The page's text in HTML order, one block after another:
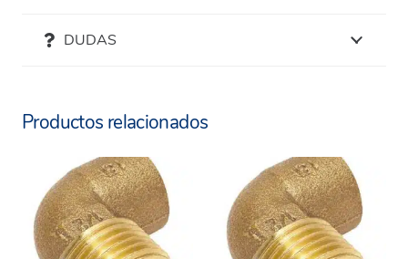
Conforme la norma UNE EN 1254-1.
Sostenible y 100% reciclable.
Universal y versátil con excepcional
rendimiento.
Condiciones de servicio
DUDAS
Productos relacionados